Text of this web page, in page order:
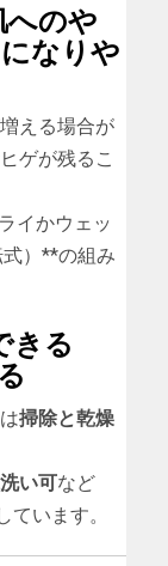
へのや
なりや
える場合が
ゲが残るこ
イかウェッ
）**の組み
きる
掃除と乾燥
い可など
ています。